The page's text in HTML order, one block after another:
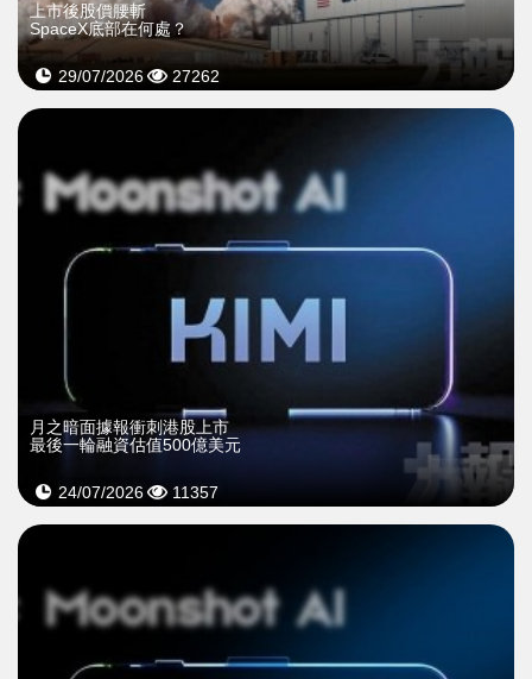
上市後股價腰斬
SpaceX底部在何處？
29/07/2026 27262
月之暗面據報衝刺港股上市
最後一輪融資估值500億美元
24/07/2026 11357